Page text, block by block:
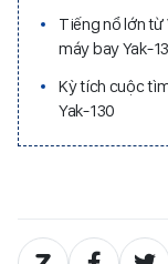
Tiếng nổ lớn từ
máy bay Yak-
Kỳ tích cuộc
Yak-130